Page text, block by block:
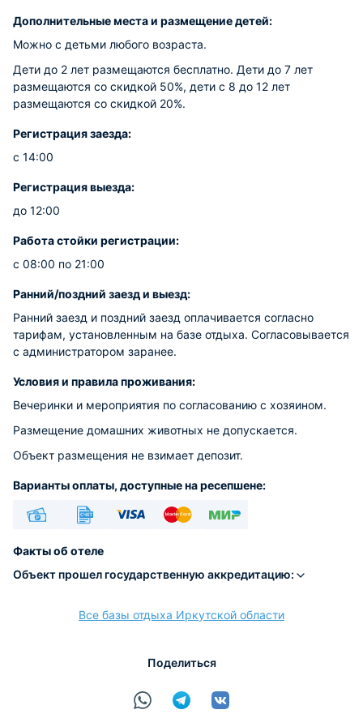
Дополнительные места и размещение детей:
Можно с детьми любого возраста.
Дети до 2 лет размещаются бесплатно. Дети до 7 лет
размещаются со скидкой 50%, дети с 8 до 12 лет
размещаются со скидкой 20%.
Регистрация заезда:
с 14:00
Регистрация выезда:
до 12:00
Работа стойки регистрации:
с 08:00 по 21:00
Ранний/поздний заезд и выезд:
Ранний заезд и поздний заезд оплачивается согласно
тарифам, установленным на базе отдыха. Согласовывается
с администратором заранее.
Условия и правила проживания:
Вечеринки и мероприятия по согласованию с хозяином.
Размещение домашних животных не допускается.
Объект размещения не взимает депозит.
Варианты оплаты, доступные на ресепшене:
расчёт
Факты об отеле
Объект прошел государственную аккредитацию:
Все базы отдыха Иркутской области
Поделиться